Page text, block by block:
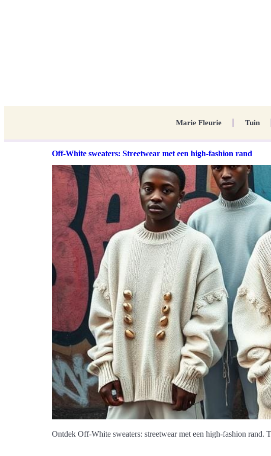
Marie Fleurie Tuin
Off-White sweaters: Streetwear met een high-fashion rand
Ontdek Off-White sweaters: streetwear met een high-fashion rand.